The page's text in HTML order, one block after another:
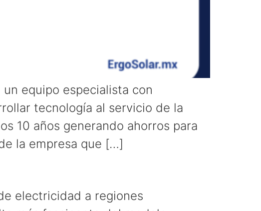
equipo especialista con
tecnología al servicio de la
10 años generando ahorros para
la empresa que […]
electricidad a regiones